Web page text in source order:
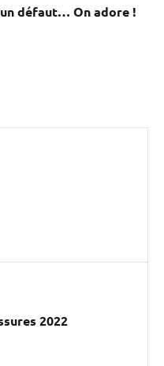
défaut… On adore !
2022